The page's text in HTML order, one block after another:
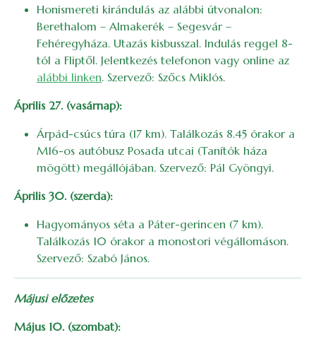
Honismereti kirándulás az alábbi útvonalon:
Berethalom – Almakerék – Segesvár –
Fehéregyháza. Utazás kisbusszal. Indulás reggel 8-
tól a Fliptől. Jelentkezés telefonon vagy online az
alábbi linken. Szervező: Szőcs Miklós.
Április 27. (vasárnap):
Árpád-csúcs túra (17 km). Találkozás 8.45 órakor a
M16-os autóbusz Posada utcai (Tanítók háza
mögött) megállójában. Szervező: Pál Gyöngyi.
Április 30. (szerda):
Hagyományos séta a Páter-gerincen (7 km).
Találkozás 10 órakor a monostori végállomáson.
Szervező: Szabó János.
Májusi előzetes
Május 10. (szombat):